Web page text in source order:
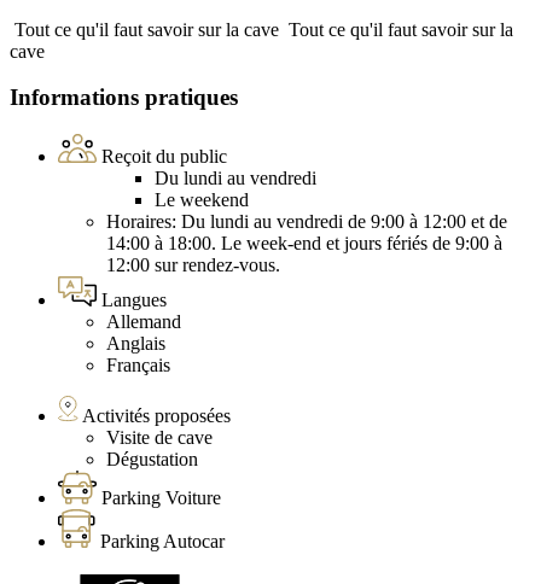
Tout ce qu'il faut savoir sur la cave Tout ce qu'il faut savoir sur la
cave
Informations pratiques
Reçoit du public
Du lundi au vendredi
Le weekend
Horaires: Du lundi au vendredi de 9:00 à 12:00 et de
14:00 à 18:00. Le week-end et jours fériés de 9:00 à
12:00 sur rendez-vous.
Langues
Allemand
Anglais
Français
Activités proposées
Visite de cave
Dégustation
Parking Voiture
Parking Autocar